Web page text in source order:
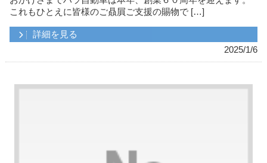
これもひとえに皆様のご贔屓ご支援の賜物で […]
詳細を見る
2025/1/6